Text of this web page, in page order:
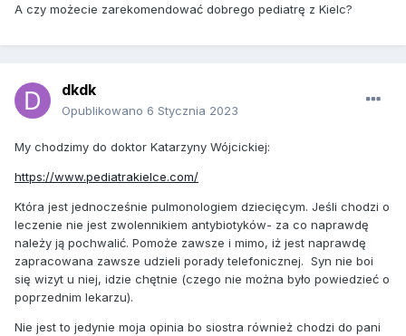
A czy możecie zarekomendować dobrego pediatrę z Kielc?
dkdk
Opublikowano 6 Stycznia 2023
My chodzimy do doktor Katarzyny Wójcickiej:
https://www.pediatrakielce.com/
Która jest jednocześnie pulmonologiem dziecięcym. Jeśli chodzi o
leczenie nie jest zwolennikiem antybiotyków- za co naprawdę
należy ją pochwalić. Pomoże zawsze i mimo, iż jest naprawdę
zapracowana zawsze udzieli porady telefonicznej. Syn nie boi
się wizyt u niej, idzie chętnie (czego nie można było powiedzieć o
poprzednim lekarzu).
Nie jest to jedynie moja opinia bo siostra również chodzi do pani